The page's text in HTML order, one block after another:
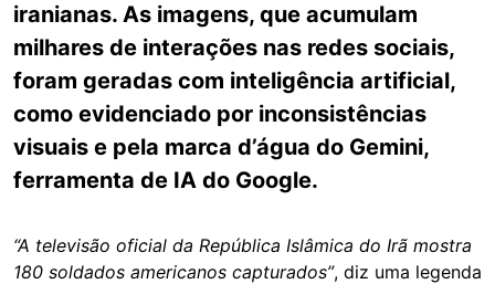
iranianas. As imagens, que acumulam
milhares de interações nas redes sociais,
foram geradas com inteligência artificial,
como evidenciado por inconsistências
visuais e pela marca d’água do Gemini,
ferramenta de IA do Google.
“A televisão oficial da República Islâmica do Irã mostra
180 soldados americanos capturados”, diz uma legenda